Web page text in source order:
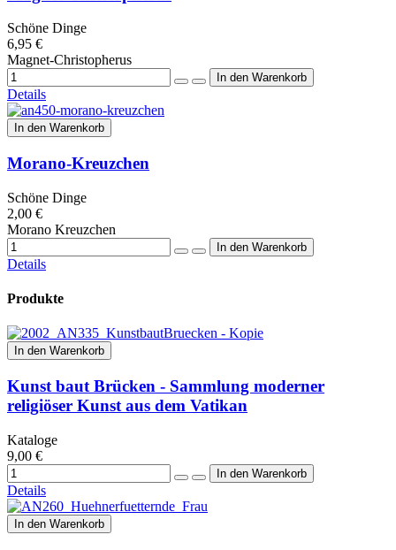
Schöne Dinge
6,95 €
Magnet-Christopherus
Details
In den Warenkorb
Morano-Kreuzchen
Schöne Dinge
2,00 €
Morano Kreuzchen
Details
Produkte
In den Warenkorb
Kunst baut Brücken - Sammlung moderner
religiöser Kunst aus dem Vatikan
Kataloge
9,00 €
Details
In den Warenkorb